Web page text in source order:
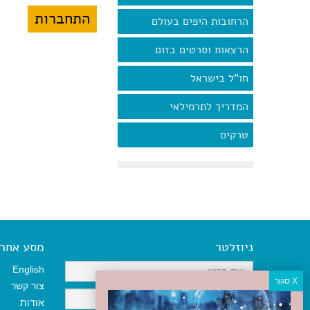
הרחובות היפים בעולם
הרצאות וסרטים בזום
חו"ל בישראל
המדריך לתרמילאי
טרקים
ניוזלטר מסע אחר
English
צור קשר
אודות